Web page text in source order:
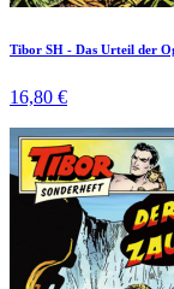
Tibor SH - Das Urteil der
16,80 €